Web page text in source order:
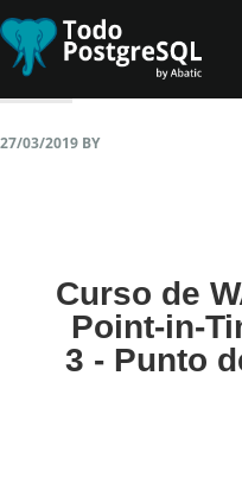
Skip
to
primary
Skip
to
content
27/03/2019 BY
Curso de
Point-in-
3 - Punto